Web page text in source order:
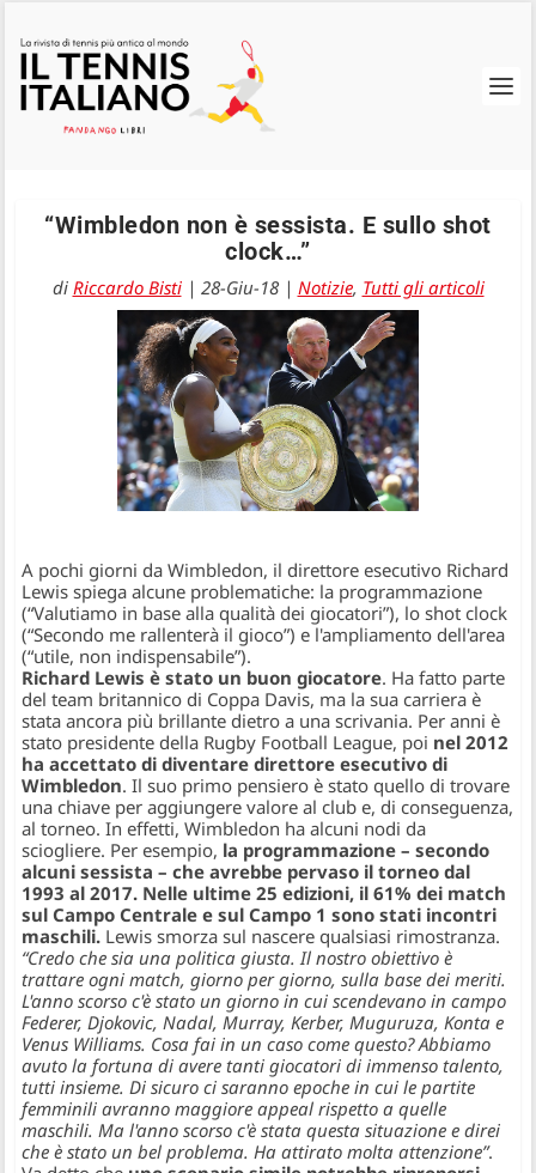
“Wimbledon non è sessista. E sullo shot
clock…”
di Riccardo Bisti| 28-Giu-18| Notizie, Tutti gli articoli
A pochi giorni da Wimbledon, il direttore esecutivo Richard
Lewis spiega alcune problematiche: la programmazione
(“Valutiamo in base alla qualità dei giocatori”), lo shot clock
(“Secondo me rallenterà il gioco”) e l'ampliamento dell'area
(“utile, non indispensabile”).
Richard Lewis è stato un buon giocatore. Ha fatto parte
del team britannico di Coppa Davis, ma la sua carriera è
stata ancora più brillante dietro a una scrivania. Per anni è
stato presidente della Rugby Football League, poi nel 2012
ha accettato di diventare direttore esecutivo di
Wimbledon. Il suo primo pensiero è stato quello di trovare
una chiave per aggiungere valore al club e, di conseguenza,
al torneo. In effetti, Wimbledon ha alcuni nodi da
sciogliere. Per esempio, la programmazione – secondo
alcuni sessista – che avrebbe pervaso il torneo dal
1993 al 2017. Nelle ultime 25 edizioni, il 61% dei match
sul Campo Centrale e sul Campo 1 sono stati incontri
maschili. Lewis smorza sul nascere qualsiasi rimostranza.
“Credo che sia una politica giusta. Il nostro obiettivo è
trattare ogni match, giorno per giorno, sulla base dei meriti.
L'anno scorso c'è stato un giorno in cui scendevano in campo
Federer, Djokovic, Nadal, Murray, Kerber, Muguruza, Konta e
Venus Williams. Cosa fai in un caso come questo? Abbiamo
avuto la fortuna di avere tanti giocatori di immenso talento,
tutti insieme. Di sicuro ci saranno epoche in cui le partite
femminili avranno maggiore appeal rispetto a quelle
maschili. Ma l'anno scorso c'è stata questa situazione e direi
che è stato un bel problema. Ha attirato molta attenzione”.